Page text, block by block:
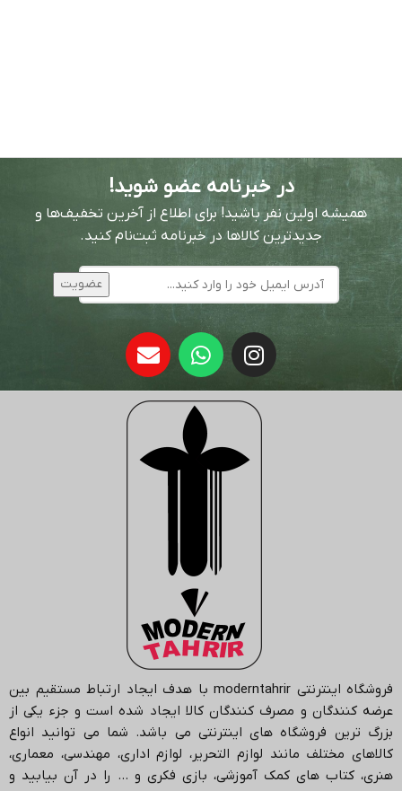
در خبرنامه عضو شوید!
همیشه اولین نفر باشید! برای اطلاع از آخرین تخفیف‌ها و
جدیدترین کالاها در خبرنامه ثبت‌نام کنید.
فروشگاه اینترنتی moderntahrir با هدف ایجاد ارتباط مستقیم بین
عرضه کنندگان و مصرف کنندگان کالا ایجاد شده است و جزء یکی از
بزرگ ترین فروشگاه های اینترنتی می باشد. شما می توانید انواع
کالاهای مختلف مانند لوازم التحریر، لوازم اداری، مهندسی، معماری،
هنری، کتاب های کمک آموزشی، بازی فکری و … را در آن بیابید و